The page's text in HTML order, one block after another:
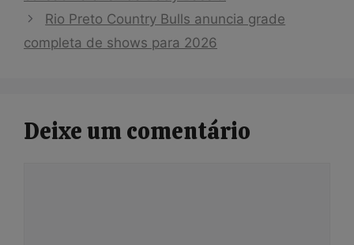
Rio Preto Country Bulls anuncia grade
completa de shows para 2026
Deixe um comentário